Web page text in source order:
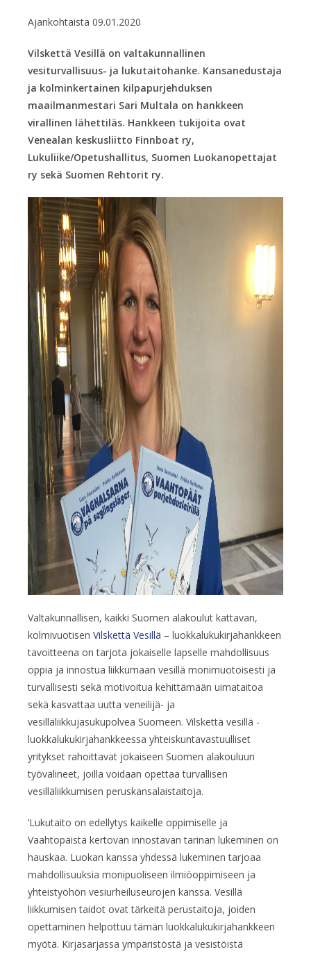
Ajankohtaista 09.01.2020
Vilskettä Vesillä on valtakunnallinen
vesiturvallisuus- ja lukutaitohanke. Kansanedustaja
ja kolminkertainen kilpapurjehduksen
maailmanmestari Sari Multala on hankkeen
virallinen lähettiläs. Hankkeen tukijoita ovat
Venealan keskusliitto Finnboat ry,
Lukuliike/Opetushallitus, Suomen Luokanopettajat
ry sekä Suomen Rehtorit ry.
Valtakunnallisen, kaikki Suomen alakoulut kattavan,
kolmivuotisen Vilskettä Vesillä – luokkalukukirjahankkeen
tavoitteena on tarjota jokaiselle lapselle mahdollisuus
oppia ja innostua liikkumaan vesillä monimuotoisesti ja
turvallisesti sekä motivoitua kehittämään uimataitoa
sekä kasvattaa uutta veneilijä- ja
vesilläliikkujasukupolvea Suomeen. Vilskettä vesillä -
luokkalukukirjahankkeessa yhteiskuntavastuulliset
yritykset rahoittavat jokaiseen Suomen alakouluun
työvälineet, joilla voidaan opettaa turvallisen
vesilläliikkumisen peruskansalaistaitoja.
’Lukutaito on edellytys kaikelle oppimiselle ja
Vaahtopäistä kertovan innostavan tarinan lukeminen on
hauskaa. Luokan kanssa yhdessä lukeminen tarjoaa
mahdollisuuksia monipuoliseen ilmiöoppimiseen ja
yhteistyöhön vesiurheiluseurojen kanssa. Vesillä
liikkumisen taidot ovat tärkeitä perustaitoja, joiden
opettaminen helpottuu tämän luokkalukukirjahankkeen
myötä. Kirjasarjassa ympäristöstä ja vesistöistä